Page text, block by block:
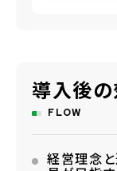
導入後
FLOW
経営理念